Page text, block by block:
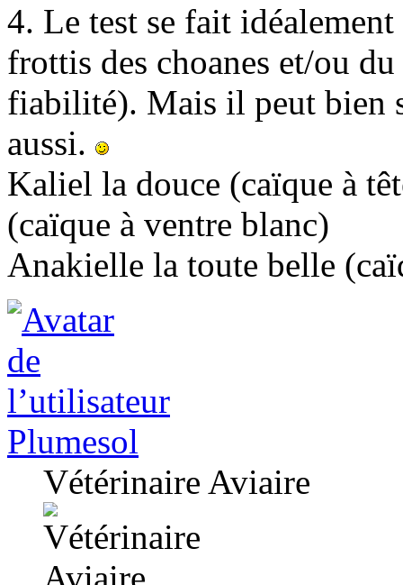
4. Le test se fait
frottis des choanes et/ou
fiabilité). Mais il peut bien
aussi.
Kaliel la douce (caïque à
(caïque à ventre blanc)
Anakielle la toute belle
Plumesol
Vétérinaire Aviaire